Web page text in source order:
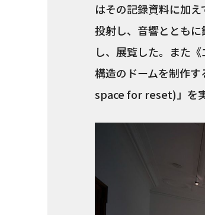
はその記録資料に加
投射し、音響ととも
し、展覧した。また
構造のドームを制作す
space for reset)」を実